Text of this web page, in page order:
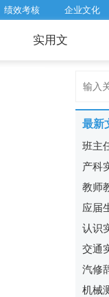
绩效考核 企业文化
实用文
最新
班主
篇
产科
篇)
教师
应届
篇
认识
15篇)
交通
汽修
机械